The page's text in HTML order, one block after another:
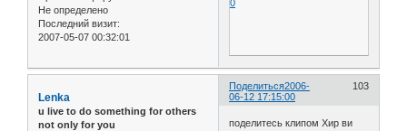
Не определено
Последний визит:
2007-05-07 00:32:01
0
Поделиться 103
2006-
06-12 17:15:00
Lenka
u live to do something for others
not only for you
поделитесь клипом Хир ви